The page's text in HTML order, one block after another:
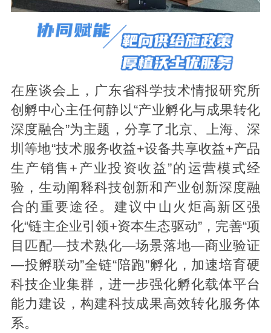
在座谈会上，广东省科学技术情报研究所
创孵中心主任何静以“产业孵化与成果转化
深度融合”为主题，分享了北京、上海、深
圳等地“技术服务收益+设备共享收益+产品
生产销售+产业投资收益”的运营模式经
验，生动阐释科技创新和产业创新深度融
合的重要途径。建议中山火炬高新区强
化“链主企业引领+资本生态驱动”，完善“项
目匹配—技术熟化—场景落地—商业验证
—投孵联动”全链“陪跑”孵化，加速培育硬
科技企业集群，进一步强化孵化载体平台
能力建设，构建科技成果高效转化服务体
系。